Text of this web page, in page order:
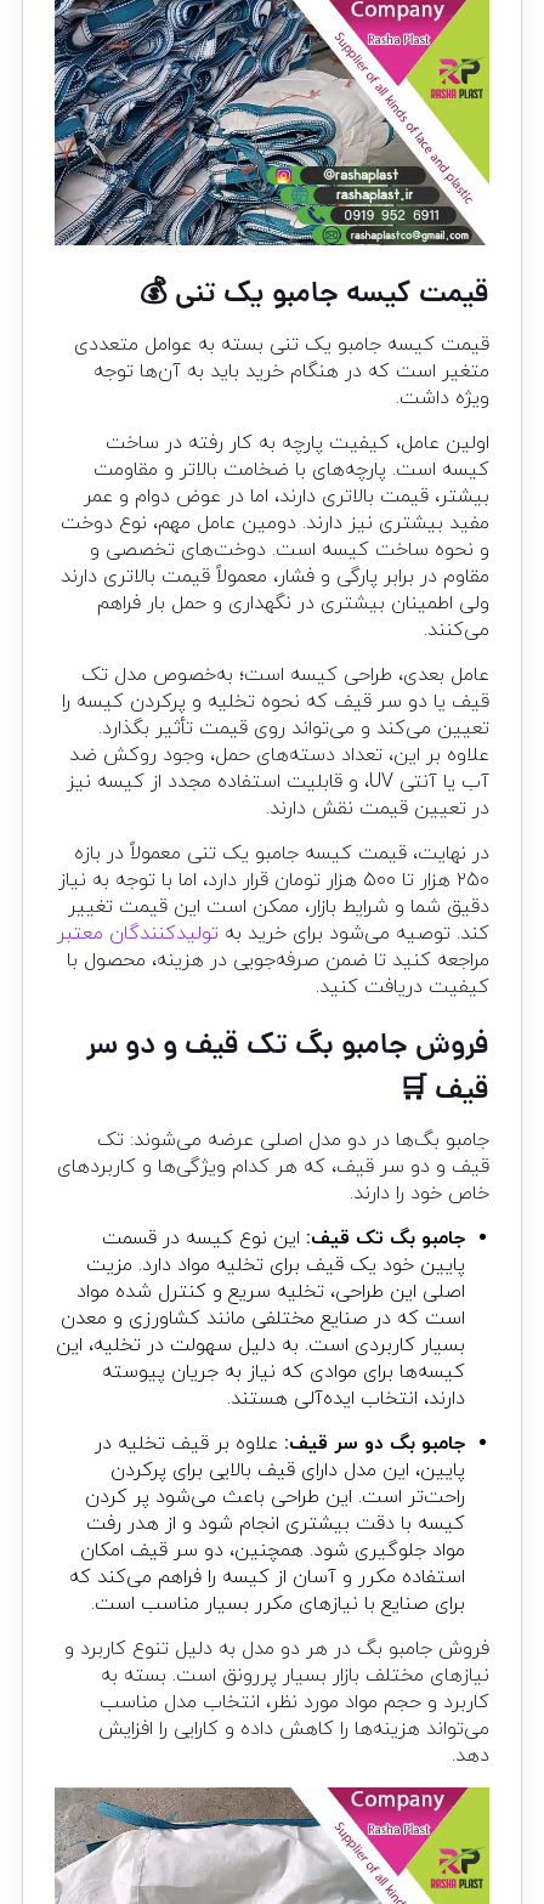
قیمت کیسه جامبو یک تنی 💰
قیمت کیسه جامبو یک تنی بسته به عوامل متعددی
متغیر است که در هنگام خرید باید به آن‌ها توجه
ویژه داشت.
اولین عامل، کیفیت پارچه به کار رفته در ساخت
کیسه است. پارچه‌های با ضخامت بالاتر و مقاومت
بیشتر، قیمت بالاتری دارند، اما در عوض دوام و عمر
مفید بیشتری نیز دارند. دومین عامل مهم، نوع دوخت
و نحوه ساخت کیسه است. دوخت‌های تخصصی و
مقاوم در برابر پارگی و فشار، معمولاً قیمت بالاتری دارند
ولی اطمینان بیشتری در نگهداری و حمل بار فراهم
می‌کنند.
عامل بعدی، طراحی کیسه است؛ به‌خصوص مدل تک
قیف یا دو سر قیف که نحوه تخلیه و پرکردن کیسه را
تعیین می‌کند و می‌تواند روی قیمت تأثیر بگذارد.
علاوه بر این، تعداد دسته‌های حمل، وجود روکش ضد
آب یا آنتی UV، و قابلیت استفاده مجدد از کیسه نیز
در تعیین قیمت نقش دارند.
در نهایت، قیمت کیسه جامبو یک تنی معمولاً در بازه
۲۵۰ هزار تا ۵۰۰ هزار تومان قرار دارد، اما با توجه به نیاز
دقیق شما و شرایط بازار، ممکن است این قیمت تغییر
کند. توصیه می‌شود برای خرید به تولیدکنندگان معتبر
مراجعه کنید تا ضمن صرفه‌جویی در هزینه، محصول با
کیفیت دریافت کنید.
فروش جامبو بگ تک قیف و دو سر
قیف 🛒
جامبو بگ‌ها در دو مدل اصلی عرضه می‌شوند: تک
قیف و دو سر قیف، که هر کدام ویژگی‌ها و کاربردهای
خاص خود را دارند.
جامبو بگ تک قیف: این نوع کیسه در قسمت
پایین خود یک قیف برای تخلیه مواد دارد. مزیت
اصلی این طراحی، تخلیه سریع و کنترل شده مواد
است که در صنایع مختلفی مانند کشاورزی و معدن
بسیار کاربردی است. به دلیل سهولت در تخلیه، این
کیسه‌ها برای موادی که نیاز به جریان پیوسته
دارند، انتخاب ایده‌آلی هستند.
جامبو بگ دو سر قیف: علاوه بر قیف تخلیه در
پایین، این مدل دارای قیف بالایی برای پرکردن
راحت‌تر است. این طراحی باعث می‌شود پر کردن
کیسه با دقت بیشتری انجام شود و از هدر رفت
مواد جلوگیری شود. همچنین، دو سر قیف امکان
استفاده مکرر و آسان از کیسه را فراهم می‌کند که
برای صنایع با نیازهای مکرر بسیار مناسب است.
فروش جامبو بگ در هر دو مدل به دلیل تنوع کاربرد و
نیازهای مختلف بازار بسیار پررونق است. بسته به
کاربرد و حجم مواد مورد نظر، انتخاب مدل مناسب
می‌تواند هزینه‌ها را کاهش داده و کارایی را افزایش
دهد.